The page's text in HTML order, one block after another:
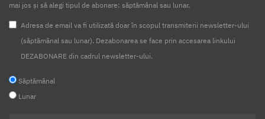
mai jos și să alegi tipul de abonare: săptămânal sau lunar.
Adresa de email va fi utilizată doar în scopul transmiterii newsletter-ului
(săptămânal sau lunar). Dezabonarea se face prin accesarea linkului
DEZABONARE din cadrul newsletter-ului.
Săptămânal
Lunar